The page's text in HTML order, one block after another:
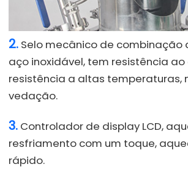
2. Selo mecânico de combinação
aço inoxidável, tem resistência
resistência a altas temperaturas,
vedação.
3. Controlador de display LCD,
resfriamento com um toque,
rápido.